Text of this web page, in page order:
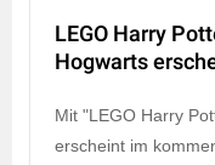
LEGO Harry
Hogwarts
Mit "LEGO Harry
erscheint im